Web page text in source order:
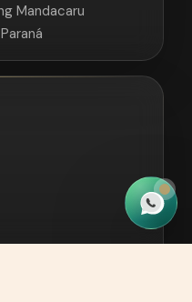
Mandacaru